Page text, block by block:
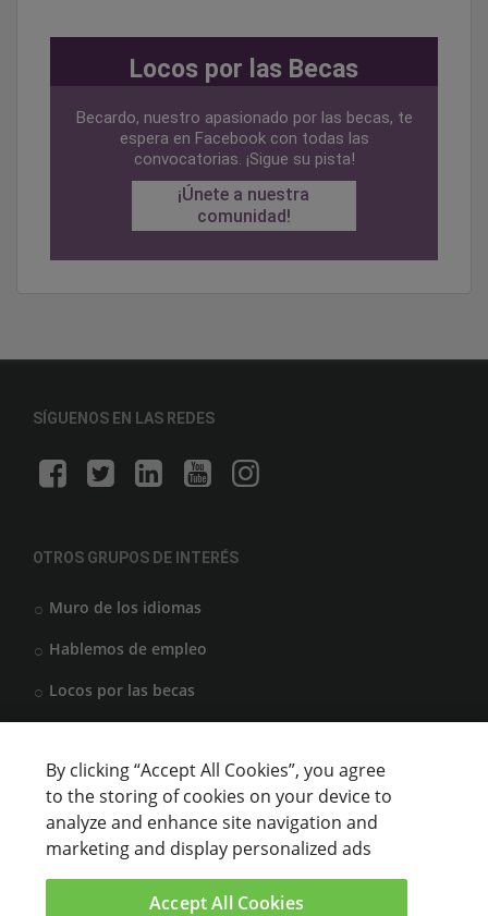
Locos por las Becas
Becardo, nuestro apasionado por las becas, te
espera en Facebook con todas las
convocatorias. ¡Sigue su pista!
¡Únete a nuestra
comunidad!
SÍGUENOS EN LAS REDES
OTROS GRUPOS DE INTERÉS
Muro de los idiomas
Hablemos de empleo
Locos por las becas
CENTROS DE FORMACIÓN
Anunciar cursos
USUARIOS
By clicking “Accept All Cookies”, you agree
to the storing of cookies on your device to
analyze and enhance site navigation and
marketing and display personalized ads
Accept All Cookies